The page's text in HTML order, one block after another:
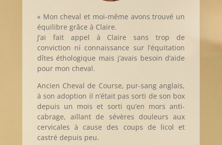
« Mon cheval et moi-même avons trouvé un
équilibre grâce à Claire.
J’ai fait appel à Claire sans trop de
conviction ni connaissance sur l’équitation
dîtes éthologique mais j’avais besoin d’aide
pour mon cheval.
Ancien Cheval de Course, pur-sang anglais,
à son adoption il n’était pas sorti de son box
depuis un mois et sorti qu’en mors anti-
cabrage, aillant de sévères douleurs aux
cervicales à cause des coups de licol et
castré depuis peu.